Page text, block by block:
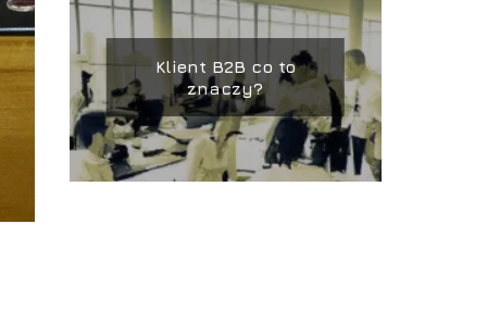
Klient B2B co to
znaczy?